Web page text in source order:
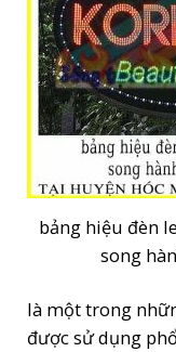
bảng hiệu đèn
song
là một trong
được sử dụng